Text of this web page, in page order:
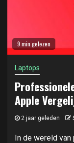
9 min gelezen
Laptops
Apple
2 jaar geleden
In de wereld